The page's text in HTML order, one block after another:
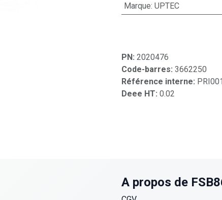
Marque: UPTEC
PN: 2020476
Code-barres: 3662250
Référence interne:
Deee HT: 0.02
A propos de